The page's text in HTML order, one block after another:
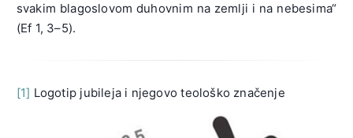
svakim blagoslovom duhovnim na zemlji i na nebesima“
(Ef 1, 3–5).
[1] Logotip jubileja i njegovo teološko značenje